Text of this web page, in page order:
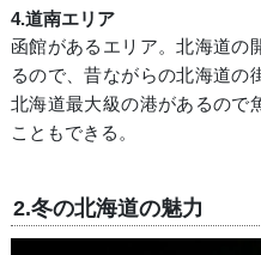
4.道南エリア
函館があるエリア。北海道の
るので、昔ながらの北海道の
北海道最大級の港があるので
こともできる。
2.冬の北海道の魅力